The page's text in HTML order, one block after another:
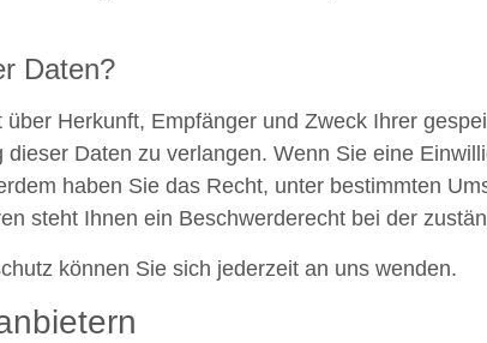
Daten?
Herkunft, Empfänger und Zweck Ihrer
Daten zu verlangen. Wenn Sie eine
haben Sie das Recht, unter bestimmten
steht Ihnen ein Beschwerderecht bei der
können Sie sich jederzeit an uns wenden.